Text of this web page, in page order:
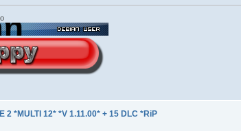
2 *MULTI 12* *V 1.11.00* + 15 DLC *RiP